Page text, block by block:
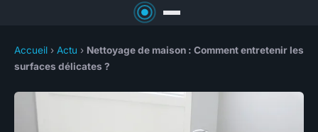
Accueil › Actu › Nettoyage de maison : Comment entretenir les
surfaces délicates ?